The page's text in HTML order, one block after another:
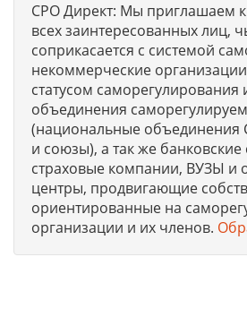
СРО Директ: Мы приглашаем к
всех заинтересованных лиц,
соприкасается с системой
некоммерческие
статусом саморегулирования
объединения
(национальные объединения
и союзы), а так же банковские
страховые компании, ВУЗЫ и
центры, продвигающие
ориентированные на
организации и их членов.